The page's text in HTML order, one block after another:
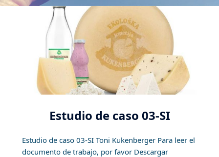
Estudio de caso 03-SI
Estudio de caso 03-SI Toni Kukenberger Para leer el
documento de trabajo, por favor Descargar